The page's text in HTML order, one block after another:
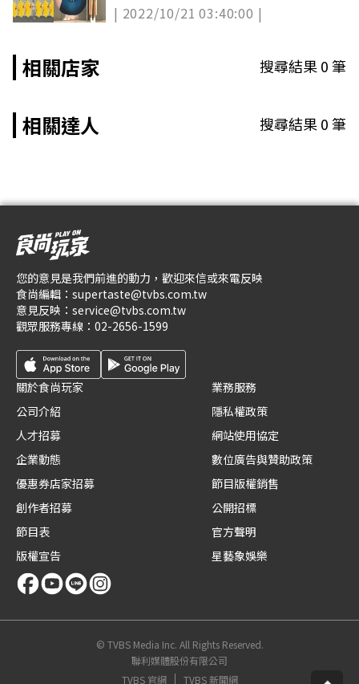
夢表演
| 2022/10/21 03:40:00 |
相關店家 搜尋結果0筆
相關達人 搜尋結果0筆
您的意見是我們前進的動力，歡迎來信或來電反映
食尚編輯： supertaste@tvbs.com.tw
意見反映： service@tvbs.com.tw
觀眾服務專線： 02-2656-1599
關於食尚玩家
公司介紹
人才招募
企業動態
優惠券店家招募
創作者招募
節目表
版權宣告
業務服務
隱私權政策
網站使用協定
數位廣告與贊助政策
節目版權銷售
公開招標
官方聲明
星藝象娛樂
© TVBS Media Inc. All Rights Reserved.
聯利媒體股份有限公司
TVBS 官網
TVBS 新聞網